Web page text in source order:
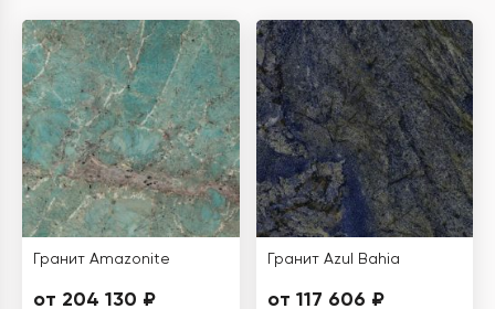
Гранит Amazonite
от 204 130 ₽
Гранит Azul Bahia
от 117 606 ₽